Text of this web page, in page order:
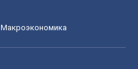
Mакроэкономика